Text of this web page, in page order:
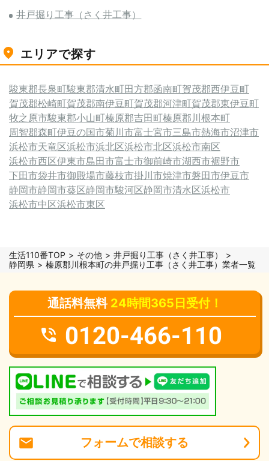
井戸掘り工事（さく井工事）
エリアで探す
駿東郡長泉町駿東郡清水町田方郡函南町賀茂郡西伊豆町
賀茂郡松崎町賀茂郡南伊豆町賀茂郡河津町賀茂郡東伊豆町
牧之原市駿東郡小山町榛原郡吉田町榛原郡川根本町
周智郡森町伊豆の国市菊川市富士宮市三島市熱海市沼津市
浜松市天竜区浜松市浜北区浜松市北区浜松市南区
浜松市西区伊東市島田市富士市御前崎市湖西市裾野市
下田市袋井市御殿場市藤枝市掛川市焼津市磐田市伊豆市
静岡市静岡市葵区静岡市駿河区静岡市清水区浜松市
浜松市中区浜松市東区
生活110番TOP その他
井戸掘り工事（さく井工事）
静岡県
榛原郡川根本町の井戸掘り工事（さく井工事）業者一覧
通話料無料 24時間365日受付！
0120-466-110
フォームで相談する